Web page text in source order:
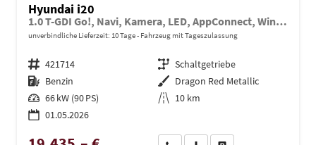
Hyundai i20
1.0 T-GDI Go!, Navi, Kamera, LED, AppConnect, Winter, 16-Zoll, sofort
unverbindliche Lieferzeit: 10 Tage Fahrzeug mit Tageszulassung
Fahrzeugnr. 421714 Getriebe Schaltgetriebe
Kraftstoff Benzin Außenfarbe Dragon Red Metallic
Leistung 66 kW (90 PS) Kilometerstand 10 km
01.05.2026